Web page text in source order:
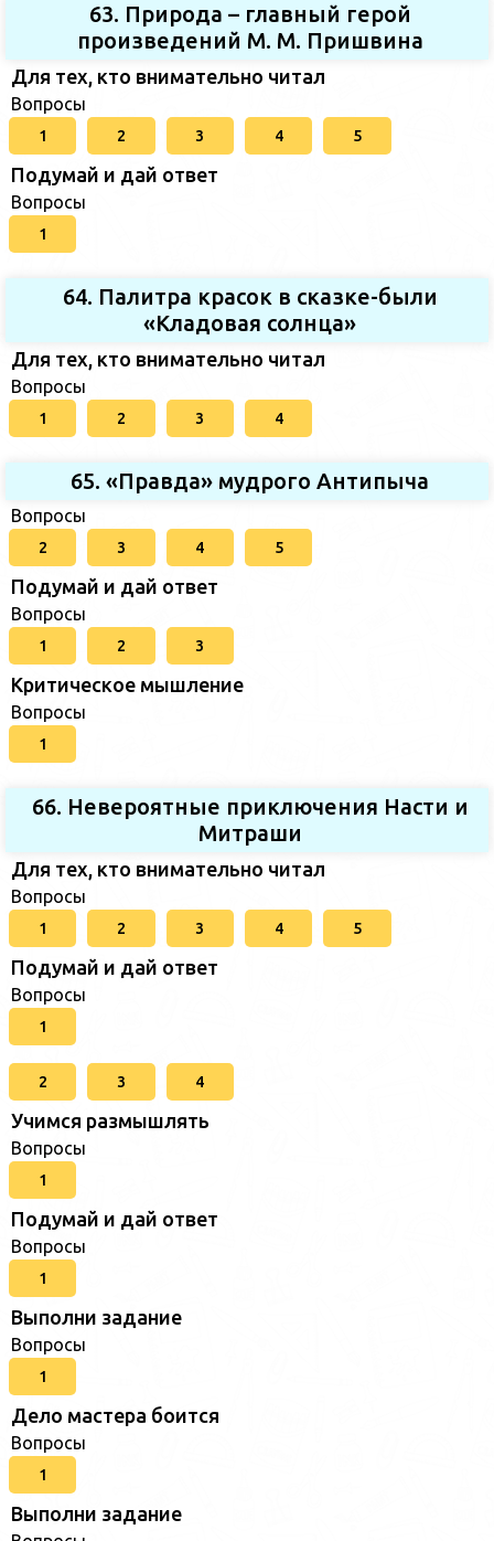
63. Природа – главный герой
произведений М. М. Пришвина
Для тех, кто внимательно читал
Вопросы
1 2 3 4 5
Подумай и дай ответ
Вопросы
1
64. Палитра красок в сказке-были
«Кладовая солнца»
Для тех, кто внимательно читал
Вопросы
1 2 3 4
65. «Правда» мудрого Антипыча
Вопросы
2 3 4 5
Подумай и дай ответ
Вопросы
1 2 3
Критическое мышление
Вопросы
1
66. Невероятные приключения Насти и
Митраши
Для тех, кто внимательно читал
Вопросы
1 2 3 4 5
Подумай и дай ответ
Вопросы
1
2 3 4
Учимся размышлять
Вопросы
1
Подумай и дай ответ
Вопросы
1
Выполни задание
Вопросы
1
Дело мастера боится
Вопросы
1
Выполни задание